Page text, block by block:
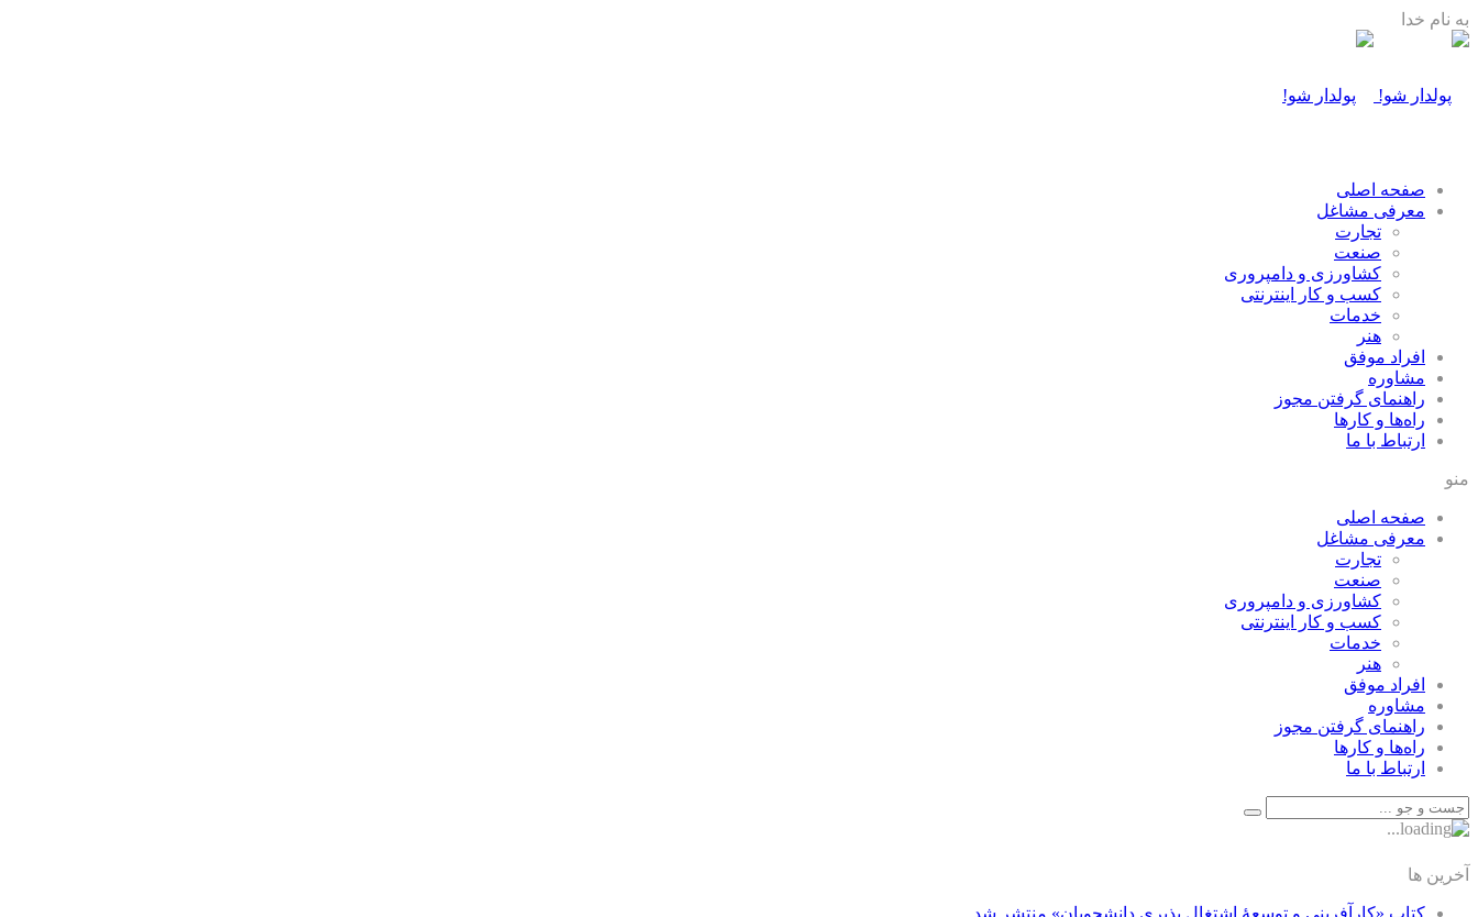
به نام خدا
صفحه اصلی
معرفی مشاغل
تجارت
صنعت
كشاورزی و دامپروری
كسب و كار اينترنتی
خدمات
هنر
افراد موفق
مشاوره
راهنمای گرفتن مجوز
راه‌ها و كارها
ارتباط با ما
منو
صفحه اصلی
معرفی مشاغل
تجارت
صنعت
كشاورزی و دامپروری
كسب و كار اينترنتی
خدمات
هنر
افراد موفق
مشاوره
راهنمای گرفتن مجوز
راه‌ها و كارها
ارتباط با ما
آخرین ها
کتاب «کارآفرینی و توسعۀ اشتغال پذیری دانشجویان» منتشر شد